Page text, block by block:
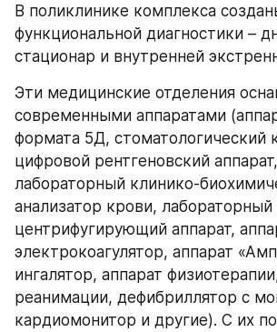
В поликлинике комплекса
функциональной диагностики –
стационар и внутренней
Эти медицинские отделения
современными аппаратами
формата 5Д, стоматологический
цифровой рентгеновский аппарат,
лабораторный клинико-
анализатор крови, лабораторный
центрифугирующий аппарат,
электрокоагулятор, аппарат
ингалятор, аппарат
реанимации, дефибриллятор с
кардиомонитор и другие). С их